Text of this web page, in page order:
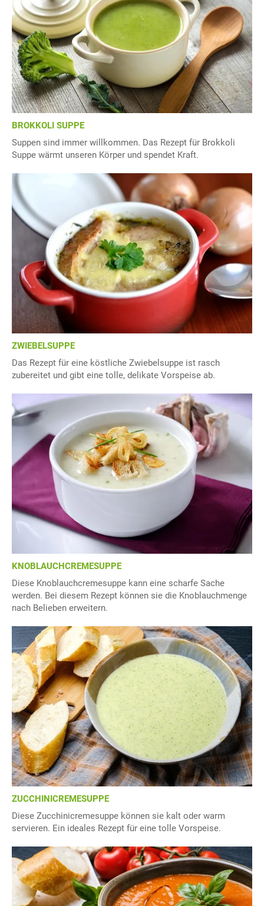
BROKKOLI SUPPE
Suppen sind immer willkommen. Das Rezept für Brokkoli
Suppe wärmt unseren Körper und spendet Kraft.
ZWIEBELSUPPE
Das Rezept für eine köstliche Zwiebelsuppe ist rasch
zubereitet und gibt eine tolle, delikate Vorspeise ab.
KNOBLAUCHCREMESUPPE
Diese Knoblauchcremesuppe kann eine scharfe Sache
werden. Bei diesem Rezept können sie die Knoblauchmenge
nach Belieben erweitern.
ZUCCHINICREMESUPPE
Diese Zucchinicremesuppe können sie kalt oder warm
servieren. Ein ideales Rezept für eine tolle Vorspeise.